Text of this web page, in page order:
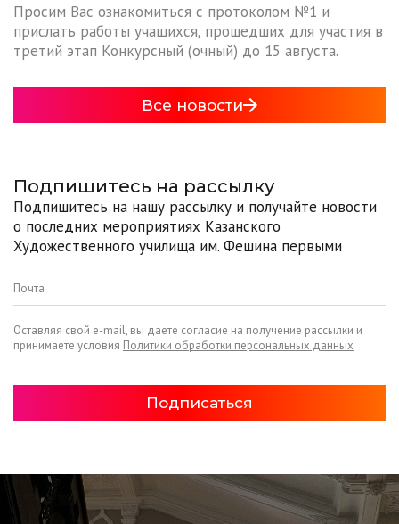
Просим Вас ознакомиться с протоколом №1 и
прислать работы учащихся, прошедших для участия в
третий этап Конкурсный (очный) до 15 августа.
Все новости
Подпишитесь на рассылку
Подпишитесь на нашу рассылку и получайте новости
о последних мероприятиях Казанского
Художественного училища им. Фешина первыми
Оставляя свой e-mail, вы даете согласие на получение рассылки и
принимаете условия Политики обработки персональных данных